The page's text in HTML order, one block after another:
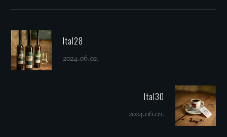
Ital28
2024.06.02.
Ital30
2024.06.02.